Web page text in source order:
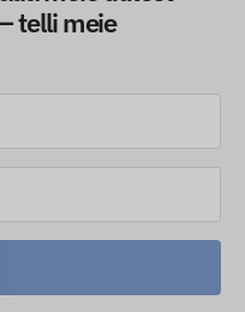
telli meie